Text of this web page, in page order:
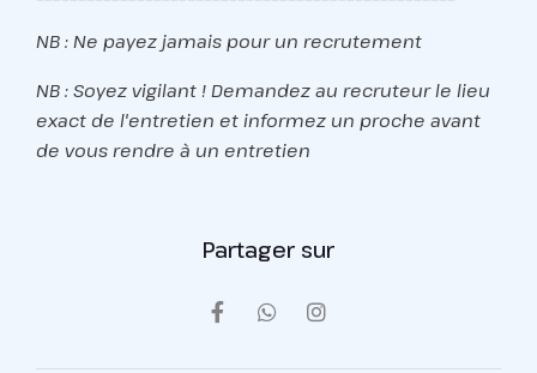
NB : Ne payez jamais pour un recrutement
NB : Soyez vigilant ! Demandez au recruteur le lieu
exact de l'entretien et informez un proche avant
de vous rendre à un entretien
Partager sur